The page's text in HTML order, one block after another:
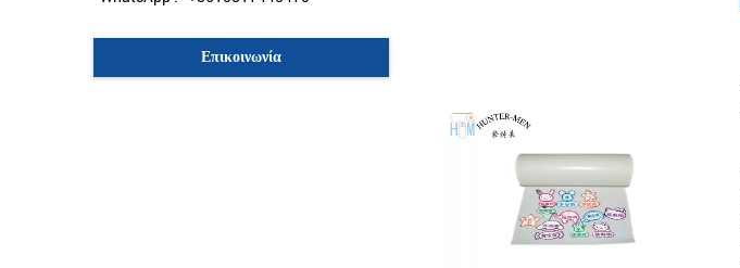
Επικοινωνία